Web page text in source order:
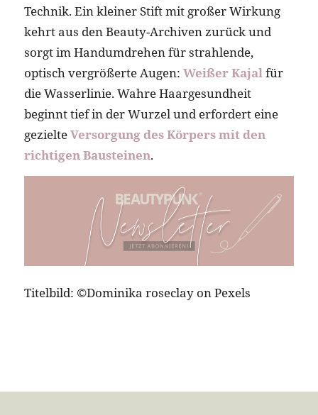
Technik. Ein kleiner Stift mit großer Wirkung
kehrt aus den Beauty-Archiven zurück und
sorgt im Handumdrehen für strahlende,
optisch vergrößerte Augen: Weißer Kajalfür
die Wasserlinie. Wahre Haargesundheit
beginnt tief in der Wurzel und erfordert eine
gezielteVersorgung des Körpers mit den
richtigen Bausteinen.
Titelbild: ©Dominika roseclay on Pexels